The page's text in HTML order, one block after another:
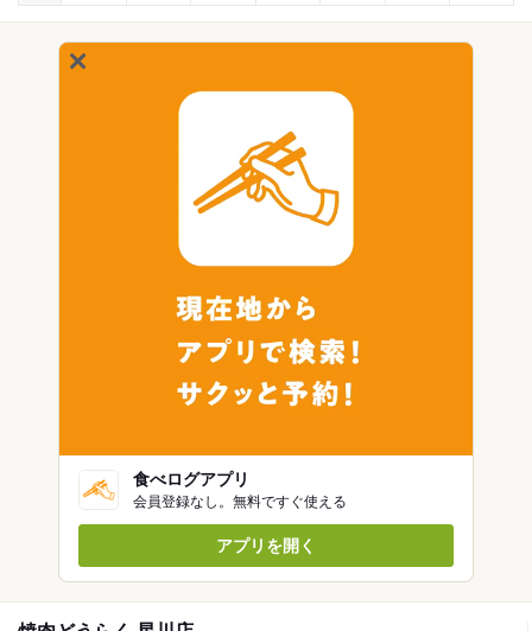
食べログアプリ
会員登録なし。無料ですぐ使える
アプリを開く